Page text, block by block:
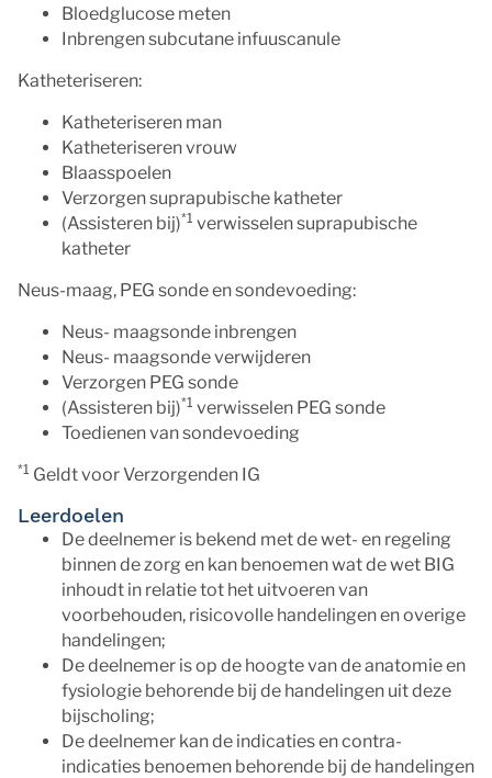
Bloedglucose meten
Inbrengen subcutane infuuscanule
Katheteriseren:
Katheteriseren man
Katheteriseren vrouw
Blaasspoelen
Verzorgen suprapubische katheter
(Assisteren bij)*1 verwisselen suprapubische
katheter
Neus-maag, PEG sonde en sondevoeding:
Neus- maagsonde inbrengen
Neus- maagsonde verwijderen
Verzorgen PEG sonde
(Assisteren bij)*1 verwisselen PEG sonde
Toedienen van sondevoeding
*1 Geldt voor Verzorgenden IG
Leerdoelen
De deelnemer is bekend met de wet- en regeling
binnen de zorg en kan benoemen wat de wet BIG
inhoudt in relatie tot het uitvoeren van
voorbehouden, risicovolle handelingen en overige
handelingen;
De deelnemer is op de hoogte van de anatomie en
fysiologie behorende bij de handelingen uit deze
bijscholing;
De deelnemer kan de indicaties en contra-
indicaties benoemen behorende bij de handelingen